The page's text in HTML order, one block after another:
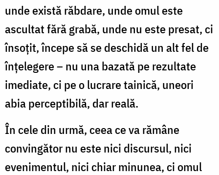
unde există răbdare, unde omul este
ascultat fără grabă, unde nu este presat, ci
însoțit, începe să se deschidă un alt fel de
înțelegere – nu una bazată pe rezultate
imediate, ci pe o lucrare tainică, uneori
abia perceptibilă, dar reală.
În cele din urmă, ceea ce va rămâne
convingător nu este nici discursul, nici
evenimentul, nici chiar minunea, ci omul